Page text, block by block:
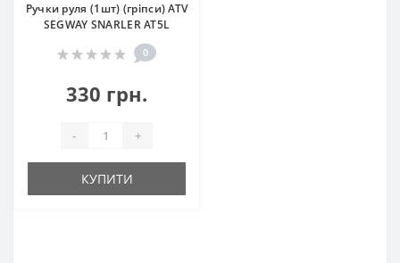
Ручки руля (1шт) (гріпси) ATV
SEGWAY SNARLER AT5L
0
330 грн.
- +
КУПИТИ